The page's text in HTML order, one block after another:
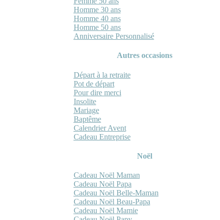
Homme 30 ans
Homme 40 ans
Homme 50 ans
Anniversaire Personnalisé
Autres occasions
Départ à la retraite
Pot de départ
Pour dire merci
Insolite
Mariage
Baptême
Calendrier Avent
Cadeau Entreprise
Noël
Cadeau Noël Maman
Cadeau Noël Papa
Cadeau Noël Belle-Maman
Cadeau Noël Beau-Papa
Cadeau Noël Mamie